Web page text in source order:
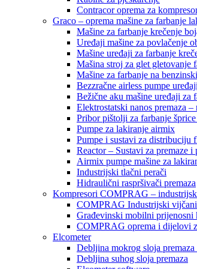
Contracor oprema za
Graco – oprema mašine za farbanje
Mašine za farbanje krečenje
Uređaji mašine za povlačenje
Mašine uređaji za farbanje
Mašina stroj za glet gletovanje
Mašine za farbanje na
Bezzračne airless pumpe
Bežične aku mašine uređaji za
Elektrostatski nanos premaza
Pribor pištolji za farbanje
Pumpe za lakiranje airmix
Pumpe i sustavi za distribuciju
Reactor – Sustavi za premaze
Airmix pumpe mašine za
Industrijski tlačni perači
Hidraulični raspršivači premaza
Kompresori COMPRAG –
COMPRAG Industrijski
Građevinski mobilni prijenosni
COMPRAG oprema i dijelovi
Elcometer
Debljina mokrog sloja
Debljina suhog sloja premaza